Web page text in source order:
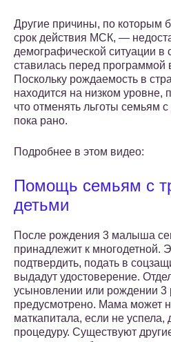
Другие причины, по которым
срок действия МСК, —
демографической ситуации в
ставилась перед программой
Поскольку рождаемость в
находится на низком уровне,
что отменять льготы семьям
пока рано.
Подробнее в этом видео:
Помощь семьям с
детьми
После рождения 3 малыша
принадлежит к многодетной.
подтвердить, подать в
выдадут удостоверение.
усыновлении или рождении 3
предусмотрено. Мама может
маткапитала, если не успела,
процедуру. Существуют